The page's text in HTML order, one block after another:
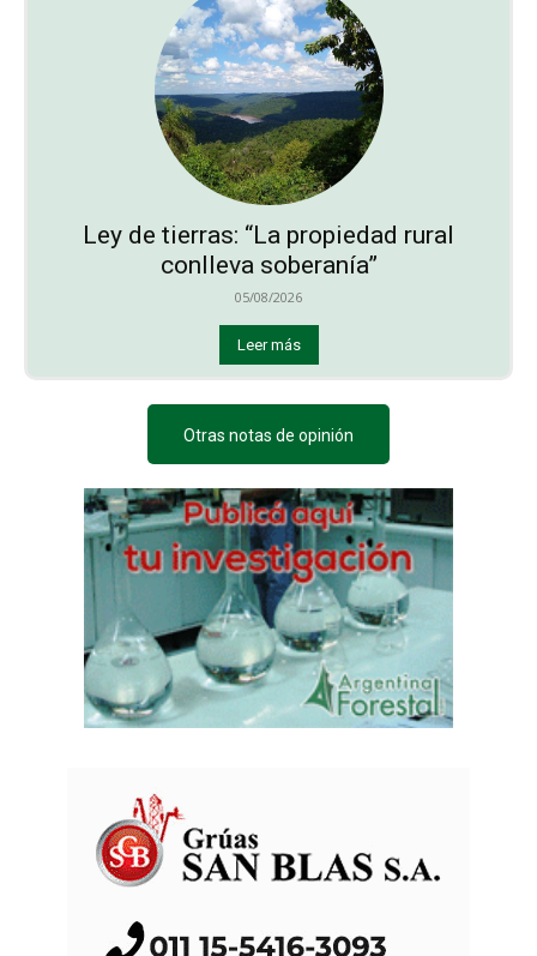
Ley de tierras: “La propiedad rural
conlleva soberanía”
05/08/2026
Leer más
Otras notas de opinión